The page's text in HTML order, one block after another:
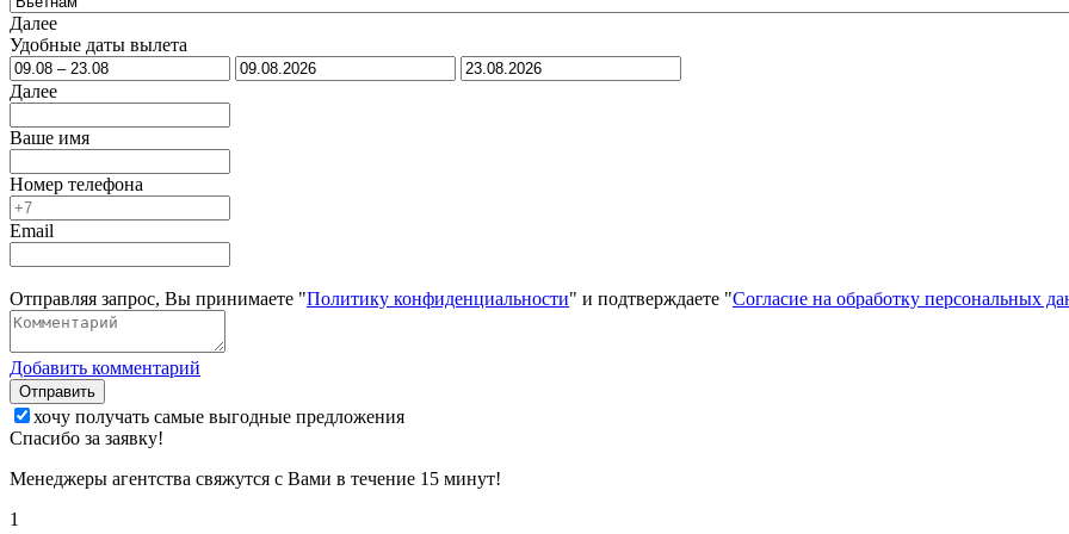
Далее
Удобные даты вылета
Далее
Ваше имя
Номер телефона
Email
Отправляя запрос, Вы принимаете "Политику конфиденциальности" и подтверждаете "Согласие на обработку персональных
Добавить комментарий
Отправить
хочу получать самые выгодные предложения
Спасибо за заявку!
Менеджеры агентства свяжутся с Вами в течение 15 минут!
1